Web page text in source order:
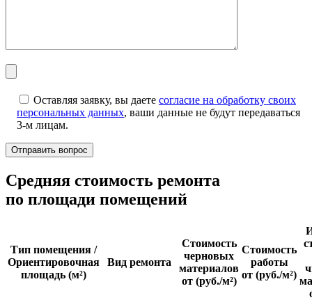
Оставляя заявку, вы даете согласие на обработку своих
персональных данных, ваши данные не будут передаваться
3-м лицам.
Cредняя стоимость ремонта
по площади помещений
Тип помещения /
Ориентировочная
площадь (м²)
Вид ремонта
Стоимость
черновых
материалов
от (руб./м²)
Стоимость
работы
от (руб./м²)